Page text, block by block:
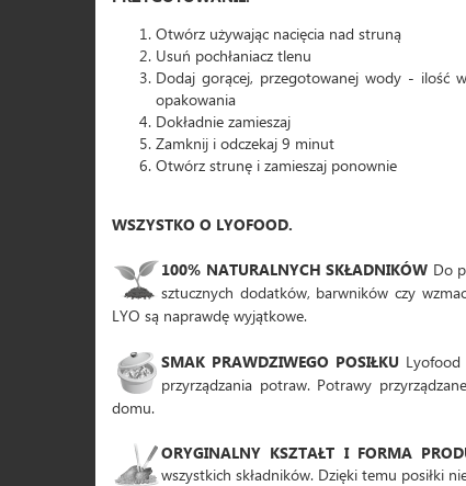
Otwórz używając nacięcia nad struną
Usuń pochłaniacz tlenu
Dodaj gorącej, przegotowanej wody - ilość
opakowania
Dokładnie zamieszaj
Zamknij i odczekaj 9 minut
Otwórz strunę i zamieszaj ponownie
WSZYSTKO O LYOFOOD.
100% NATURALNYCH SKŁADNIKÓW Do
sztucznych dodatków, barwników czy
LYO są naprawdę wyjątkowe.
SMAK PRAWDZIWEGO POSIŁKU
przyrządzania potraw. Potrawy
domu.
ORYGINALNY KSZTAŁT I FORMA
wszystkich składników. Dzięki temu posiłki